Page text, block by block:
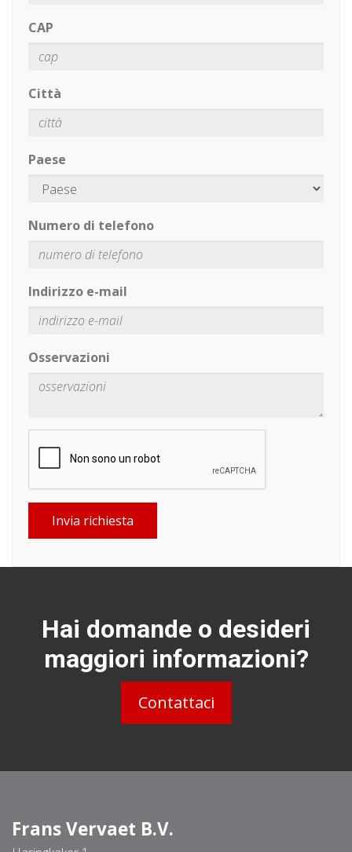
CAP
Città
Paese
Numero di telefono
Indirizzo e-mail
Osservazioni
Invia richiesta
Hai domande o desideri
maggiori informazioni?
Contattaci
Frans Vervaet B.V.